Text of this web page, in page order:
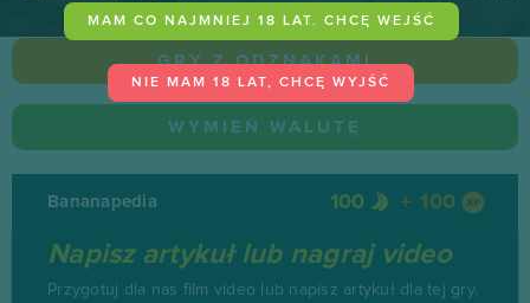
GRY Z ODZNAKAMI
WYMIEŃ WALUTĘ
Bananapedia 100 100
Napisz artykuł lub nagraj video
Przygotuj dla nas film video lub napisz artykuł dla tej gry.
MAM CO NAJMNIEJ 18 LAT. CHCĘ WEJŚĆ
NIE MAM 18 LAT, CHCĘ WYJŚĆ